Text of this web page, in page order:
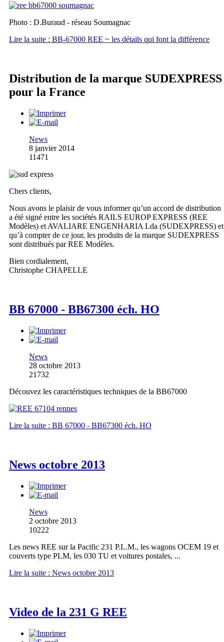
Photo : D.Buraud - réseau Soumagnac
Lire la suite : BB-67000 REE ~ les détails qui font la différence
Distribution de la marque SUDEXPRESS
pour la France
News
8 janvier 2014
11471
Chers clients,
Nous avons le plaisir de vous informer qu’un accord de distribution
a été signé entre les sociétés RAILS EUROP EXPRESS (REE
Modèles) et AVALIARE ENGENHARIA Lda (SUDEXPRESS) et
qu’à compter de ce jour, les produits de la marque SUDEXPRESS
sont distribués par REE Modèles.
Bien cordialement,
Christophe CHAPELLE
BB 67000 - BB67300 éch. HO
News
28 octobre 2013
21732
Découvez les caractéristiques techniques de la BB67000
Lire la suite : BB 67000 - BB67300 éch. HO
News octobre 2013
News
2 octobre 2013
10222
Les news REE sur la Pacific 231 P.L.M., les wagons OCEM 19 et
couverts type PLM, les 030 TU et voitures postales, ...
Lire la suite : News octobre 2013
Video de la 231 G REE